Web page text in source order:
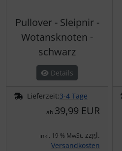
Pullover - Sleipnir -
Wotansknoten -
schwarz
Details
Lieferzeit:3-4 Tage
ab 39,99 EUR
inkl. 19 % MwSt. zzgl.
Versandkosten